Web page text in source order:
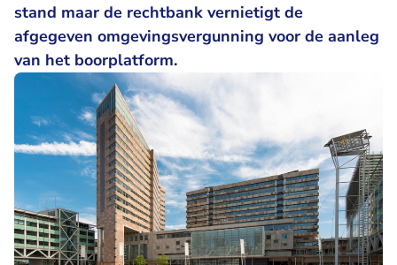
stand maar de rechtbank vernietigt de
afgegeven omgevingsvergunning voor de aanleg
van het boorplatform.